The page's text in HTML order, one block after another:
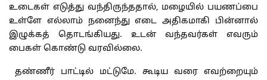
உடைகள் எடுத்து வந்திருந்ததால், மழையில் பயணப்பை
உள்ளே எல்லாம் நனைந்து எடை அதிகமாகி
பின்னால்
இழுக்கத்
தொடங்கியது. உடன் வந்தவர்கள்
எவரும்
பைகள் கொண்டு வரவில்லை.
தண்ணீர் பாட்டில் மட்டுமே. கூடிய வரை எவற்றையும்